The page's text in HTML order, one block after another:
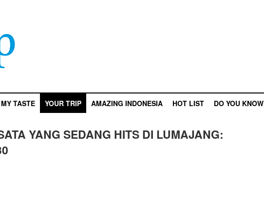
MY TASTE YOUR TRIP AMAZING INDONESIA HOT LIST DO YOU KNOW
YANG SEDANG HITS DI LUMAJANG: